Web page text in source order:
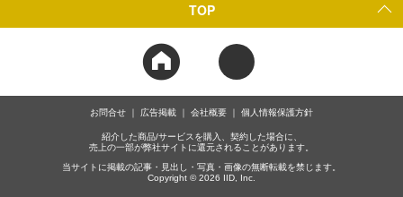
TOP
お問合せ 広告掲載 会社概要 個人情報保護方針
紹介した商品/サービスを購入、契約した場合に、
売上の一部が弊社サイトに還元されることがあります。
当サイトに掲載の記事・見出し・写真・画像の無断転載を禁じます。
Copyright © 2026 IID, Inc.